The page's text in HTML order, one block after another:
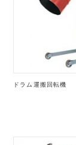
ドラム運搬回転機